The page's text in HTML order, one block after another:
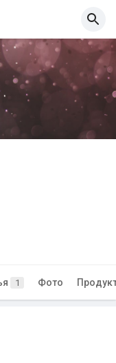
1 Фото